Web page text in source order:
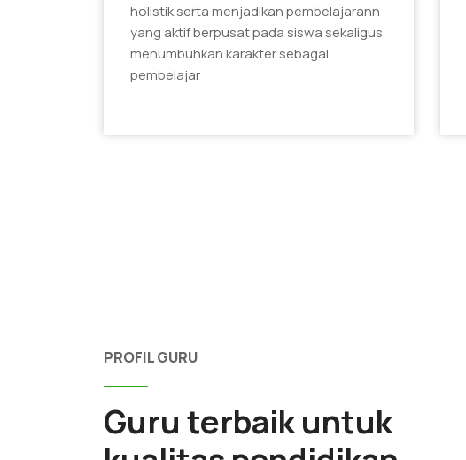
holistik serta menjadikan pembelajarann
yang aktif berpusat pada siswa sekaligus
menumbuhkan karakter sebagai
pembelajar
PROFIL GURU
Guru terbaik untuk